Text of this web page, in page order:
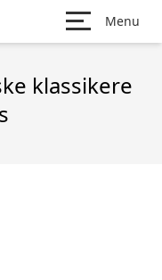
Menu
klassikere